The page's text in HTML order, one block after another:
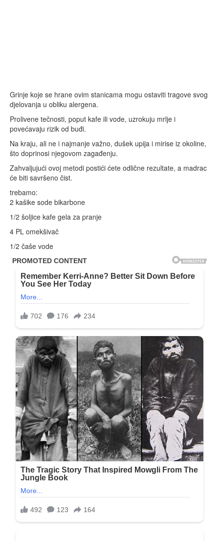
Grinje koje se hrane ovim stanicama mogu ostaviti tragove svog
djelovanja u obliku alergena.
Prolivene tečnosti, poput kafe ili vode, uzrokuju mrlje i
povećavaju rizik od buđi.
Na kraju, ali ne i najmanje važno, dušek upija i mirise iz okoline,
što doprinosi njegovom zagađenju.
Zahvaljujući ovoj metodi postići ćete odlične rezultate, a madrac
će biti savršeno čist.
trebamo:
2 kašike sode bikarbone
1/2 šoljice kafe gela za pranje
4 PL omekšivač
1/2 čaše vode